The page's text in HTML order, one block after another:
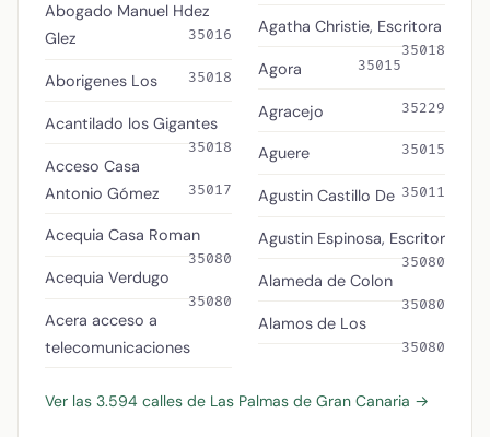
Abogado Manuel Hdez
Glez
35016
Aborigenes Los 35018
Acantilado los Gigantes
35018
Acceso Casa
Antonio Gómez
35017
Acequia Casa Roman
35080
Acequia Verdugo
35080
Acera acceso a
telecomunicaciones
Agatha Christie, Escritora
35018
Agora 35015
Agracejo 35229
Aguere 35015
Agustin Castillo De 35011
Agustin Espinosa, Escritor
35080
Alameda de Colon
35080
Alamos de Los
35080
Ver las 3.594 calles de Las Palmas de Gran Canaria →